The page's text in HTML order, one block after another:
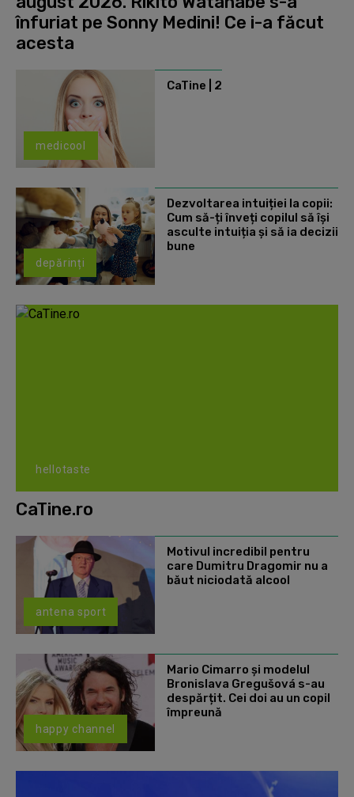
înfuriat pe Sonny Medini! Ce i-a făcut
acesta
medicool
CaTine | 2
depărinți
Dezvoltarea intuiției la copii:
Cum să-ți înveți copilul să își
asculte intuiția și să ia decizii
bune
hellotaste
CaTine.ro
antena sport
Motivul incredibil pentru
care Dumitru Dragomir nu a
băut niciodată alcool
happy channel
Mario Cimarro și modelul
Bronislava Gregušová s-au
despărțit. Cei doi au un copil
împreună